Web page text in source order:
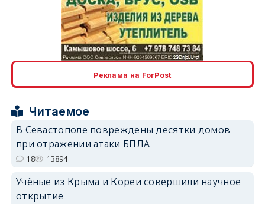
Реклама на ForPost
Читаемое
В Севастополе повреждены десятки домов
при отражении атаки БПЛА
18 13894
Учёные из Крыма и Кореи совершили научное
открытие